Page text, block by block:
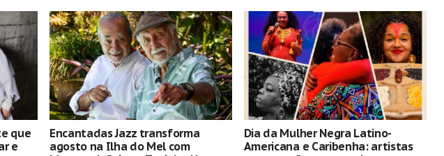
que
e
Encantadas Jazz transforma
agosto na Ilha do Mel com
Dia da Mulher Negra Latino-
Americana e Caribenha: artistas